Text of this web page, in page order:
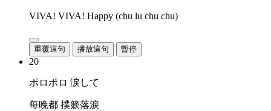
VIVA! VIVA! Happy (chu lu chu chu)
重覆這句 播放這句 暫停
20
ポロポロ 涙して
每晚都 撲簌落淚